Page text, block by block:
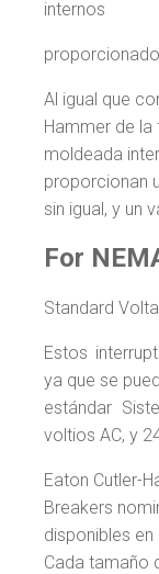
internos
Al igual que
Hammer de la
moldeada
proporcionan
sin igual, y un
For
Standard
Estos
ya que se
estándar
voltios AC, y
Eaton Cutler-
Breakers
disponibles
Cada tamaño